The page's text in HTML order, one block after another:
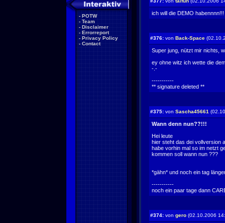
- POTW
- Team
- Disclaimer
- Errorreport
- Privacy Policy
- Contact
ich will die DEMO habennnn!!!
#376: von Back-Space
Super jung, nützt mir nichts,
ey ohne witz ich wette die
-.-
-----------
** signature deleted **
#375: von Sascha45661
Wann denn nun??!!!
Hei leute
hier steht das dei vollversion
habe vorhin mal so im netzt
kommen soll wann nun ???
*gähn* und noch ein tag
-----------
noch ein paar tage dann
#374: von gero (02.10.2006